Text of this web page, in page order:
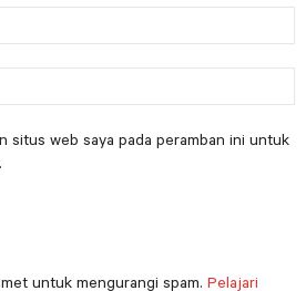
situs web saya pada peramban ini untuk
untuk mengurangi spam. Pelajari